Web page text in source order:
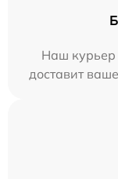
Наш курьер
доставит